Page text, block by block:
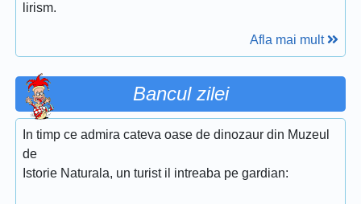
lirism.
Afla mai mult
Bancul zilei
In timp ce admira cateva oase de dinozaur din Muzeul
de
Istorie Naturala, un turist il intreaba pe gardian: